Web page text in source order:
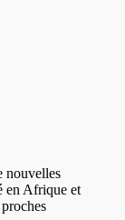
nouvelles
en Afrique et